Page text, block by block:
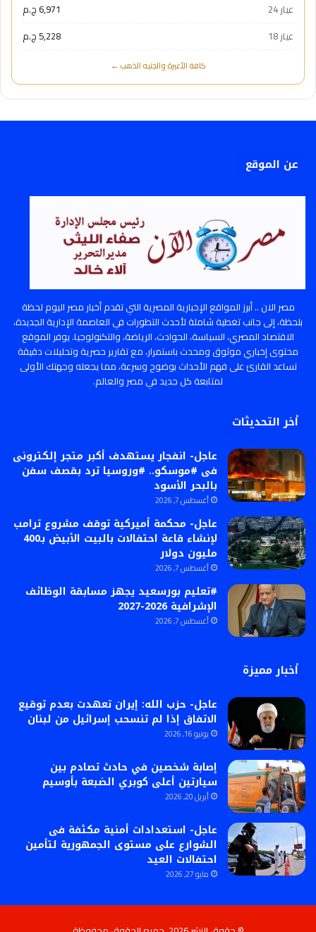
عيار 24
6,971 ج.م
عيار 18
5,228 ج.م
كافة الأعيرة والجنيه الذهب ←
عن الموقع
مصر الان .. أبرز المواقع الإخبارية المصرية التي تقدم أخبار مصر اليوم لحظة
بلحظة، إلى جانب تغطية شاملة لأحدث التطورات في العاصمة الإدارية الجديدة،
الاقتصاد المصري، السياسة، الحوادث، الرياضة، والتكنولوجيا. يوفر الموقع
محتوى إخباري موثوق ومحدث باستمرار، مع تقارير حصرية وتحليلات دقيقة
تساعد القارئ على فهم الأحداث بوضوح وسرعة، مما يجعله وجهتك الأولى
لمتابعة كل جديد في مصر والعالم.
أخر التحديثات
عاجل- انفجار يستهدف أكبر متجر إلكترونى
فى #موسكو.. #وروسيا ترد بقصف سفن
بالبحر الأسود
أغسطس 7, 2026
عاجل- محكمة أميركية توقف مشروع ترامب
لإنشاء قاعة احتفالات بالبيت الأبيض بـ400
مليون دولار
أغسطس 7, 2026
#تعليم بورسعيد يجهز مسابقة الوظائف
الإشرافية 2026-2027
أغسطس 7, 2026
أخبار مميزة
عاجل- حزب الله: إيران تعهدت بعدم توقيع
الاتفاق إذا لم تنسحب إسرائيل من لبنان
يونيو 16, 2026
إصابة شخصين في حادث تصادم بين
سيارتين أعلى كوبري الضبعة بأوسيم
أبريل 20, 2026
عاجل- استعدادات أمنية مكثفة فى
الشوارع على مستوى الجمهورية لتأمين
احتفالات العيد
مايو 27, 2026